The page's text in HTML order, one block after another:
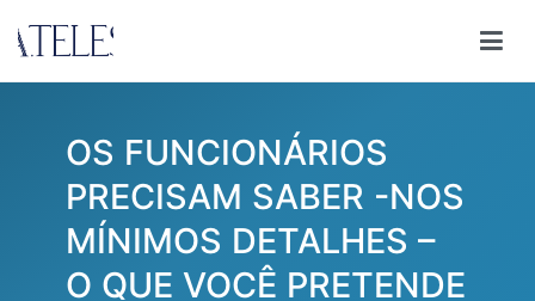
para
OS FUNCIONÁRIOS
PRECISAM SABER -NOS
MÍNIMOS DETALHES –
O QUE VOCÊ PRETENDE